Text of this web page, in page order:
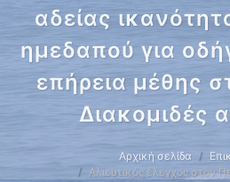
αδείας
ημεδαπού για
επήρεια μέθης
Διακομιδές
Αρχική σελίδα
Αλιευτικός έλεγχος στον